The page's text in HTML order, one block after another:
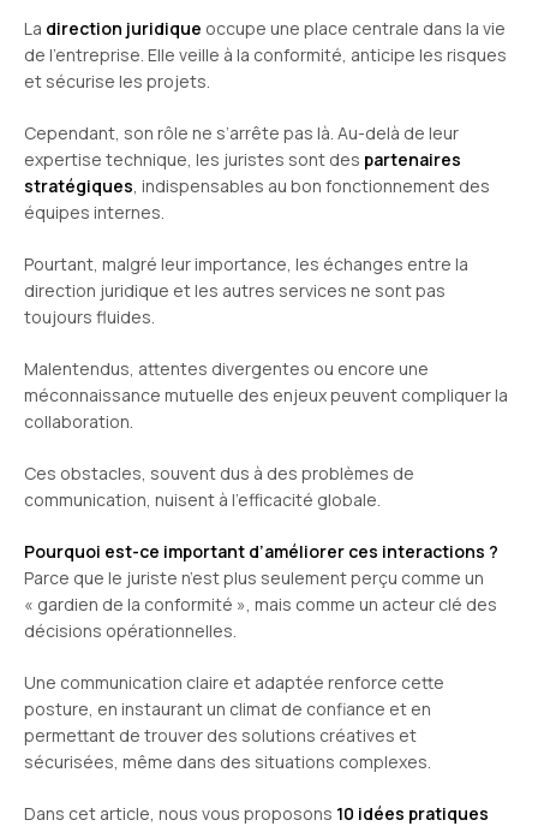
La direction juridique occupe une place centrale dans la vie
de l’entreprise. Elle veille à la conformité, anticipe les risques
et sécurise les projets.
Cependant, son rôle ne s’arrête pas là. Au-delà de leur
expertise technique, les juristes sont des partenaires
stratégiques, indispensables au bon fonctionnement des
équipes internes.
Pourtant, malgré leur importance, les échanges entre la
direction juridique et les autres services ne sont pas
toujours fluides.
Malentendus, attentes divergentes ou encore une
méconnaissance mutuelle des enjeux peuvent compliquer la
collaboration.
Ces obstacles, souvent dus à des problèmes de
communication, nuisent à l’efficacité globale.
Pourquoi est-ce important d’améliorer ces interactions ?
Parce que le juriste n’est plus seulement perçu comme un
« gardien de la conformité », mais comme un acteur clé des
décisions opérationnelles.
Une communication claire et adaptée renforce cette
posture, en instaurant un climat de confiance et en
permettant de trouver des solutions créatives et
sécurisées, même dans des situations complexes.
Dans cet article, nous vous proposons 10 idées pratiques